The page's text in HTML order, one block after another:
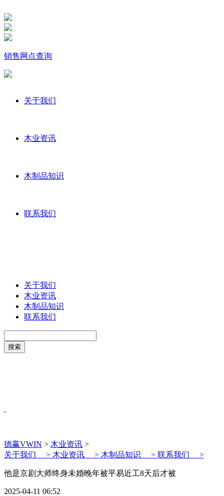
销售网点查询
关于我们
木业资讯
木制品知识
联系我们
关于我们
木业资讯
木制品知识
联系我们
德赢VWIN > 木业资讯 >
关于我们 > 木业资讯 > 木制品知识 > 联系我们 >
他是京剧大师终身未婚晚年被平易近工8天后才被
2025-04-11 06:52